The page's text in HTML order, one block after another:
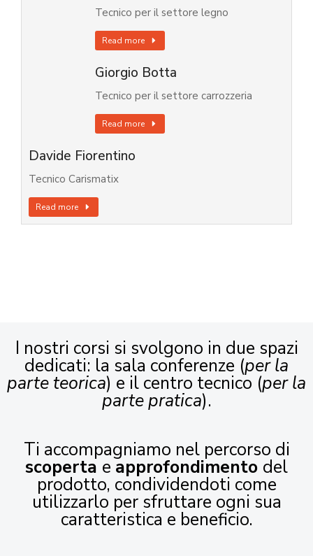
Tecnico per il settore legno
Read more
Giorgio Botta
Tecnico per il settore carrozzeria
Read more
Davide Fiorentino
Tecnico Carismatix
Read more
I nostri corsi si svolgono in due spazi
dedicati: la sala conferenze (per la
parte teorica) e il centro tecnico (per la
parte pratica).
Ti accompagniamo nel percorso di
scoperta e approfondimento del
prodotto, condividendoti come
utilizzarlo per sfruttare ogni sua
caratteristica e beneficio.